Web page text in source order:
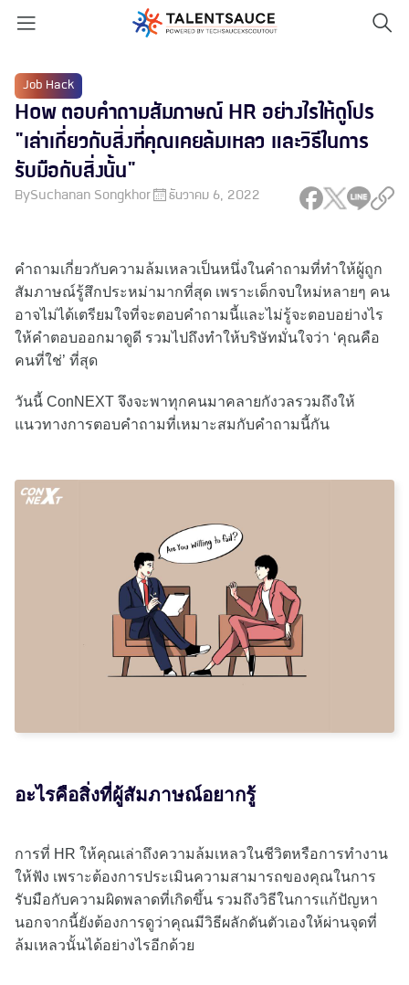
Job Hack
How ตอบคำถามสัมภาษณ์ HR อย่างไรให้ดูโปร
"เล่าเกี่ยวกับสิ่งที่คุณเคยล้มเหลว และวิธีในการ
รับมือกับสิ่งนั้น"
BySuchanan Songkhor ธันวาคม 6, 2022
คำถามเกี่ยวกับความล้มเหลวเป็นหนึ่งในคำถามที่ทำให้ผู้ถูก
สัมภาษณ์รู้สึกประหม่ามากที่สุด เพราะเด็กจบใหม่หลายๆ คน
อาจไม่ได้เตรียมใจที่จะตอบคำถามนี้และไม่รู้จะตอบอย่างไร
ให้คำตอบออกมาดูดี รวมไปถึงทำให้บริษัทมั่นใจว่า ‘คุณคือ
คนที่ใช่’ ที่สุด
วันนี้ ConNEXT จึงจะพาทุกคนมาคลายกังวลรวมถึงให้
แนวทางการตอบคำถามที่เหมาะสมกับคำถามนี้กัน
อะไรคือสิ่งที่ผู้สัมภาษณ์อยากรู้
การที่ HR ให้คุณเล่าถึงความล้มเหลวในชีวิตหรือการทำงาน
ให้ฟัง เพราะต้องการประเมินความสามารถของคุณในการ
รับมือกับความผิดพลาดที่เกิดขึ้น รวมถึงวิธีในการแก้ปัญหา
นอกจากนี้ยังต้องการดูว่าคุณมีวิธีผลักดันตัวเองให้ผ่านจุดที่
ล้มเหลวนั้นได้อย่างไรอีกด้วย